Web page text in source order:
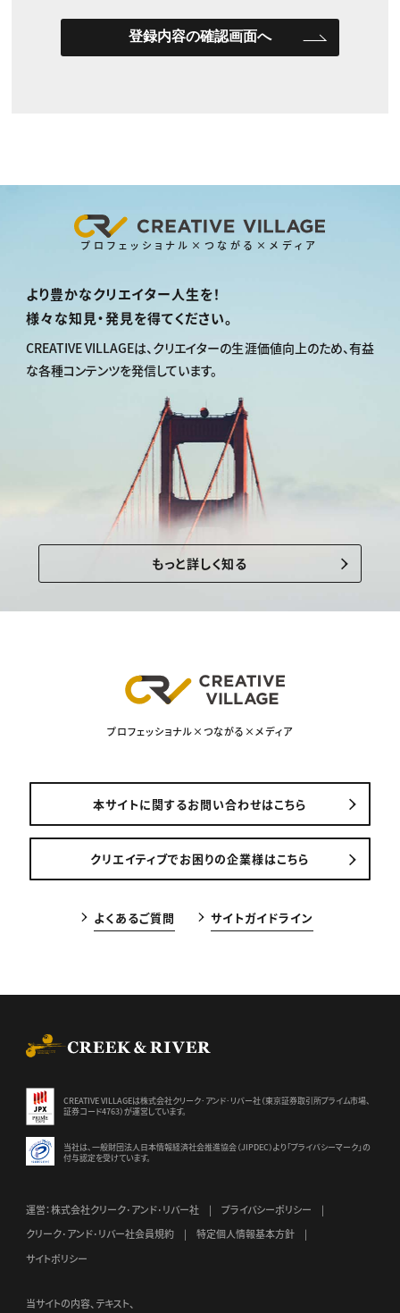
登録内容の確認画面へ
プロフェッショナル×つながる×メディア
より豊かなクリエイター人生を！
様々な知見・発見を得てください。
CREATIVE VILLAGEは、 クリエイターの生涯価値向上のため、有益
な各種コンテンツを発信しています。
もっと詳しく知る
プロフェッショナル×つながる×メディア
本サイトに関するお問い合わせはこちら
クリエイティブでお困りの企業様はこちら
よくあるご質問 サイトガイドライン
CREATIVE VILLAGEは株式会社クリーク･アンド･リバー社（東京証券取引所プライム市場、
証券コード4763）が運営しています。
当社は、一般財団法人日本情報経済社会推進協会（JIPDEC）より 「プライバシーマーク」の
付与認定を受けています。
運営：株式会社クリーク･アンド･リバー社
プライバシーポリシー
クリーク･アンド･リバー社会員規約
特定個人情報基本方針
サイトポリシー
当サイトの内容、テキスト、